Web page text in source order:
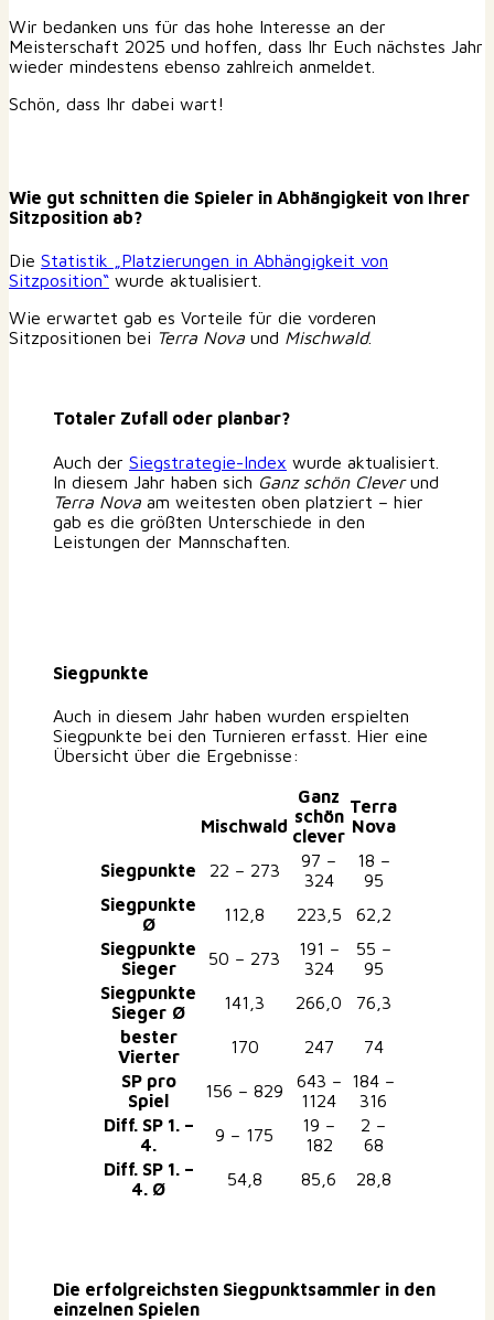
Wir bedanken uns für das hohe Interesse an der
Meisterschaft 2025 und hoffen, dass Ihr Euch nächstes Jahr
wieder mindestens ebenso zahlreich anmeldet.
Schön, dass Ihr dabei wart!
Wie gut schnitten die Spieler in Abhängigkeit von Ihrer
Sitzposition ab?
Die Statistik „Platzierungen in Abhängigkeit von
Sitzposition“ wurde aktualisiert.
Wie erwartet gab es Vorteile für die vorderen
Sitzpositionen bei Terra Nova und Mischwald.
Totaler Zufall oder planbar?
Auch der Siegstrategie-Index wurde aktualisiert.
In diesem Jahr haben sich Ganz schön Cleverund
Terra Nova am weitesten oben platziert – hier
gab es die größten Unterschiede in den
Leistungen der Mannschaften.
Siegpunkte
Auch in diesem Jahr haben wurden erspielten
Siegpunkte bei den Turnieren erfasst. Hier eine
Übersicht über die Ergebnisse:
Mischwald
Ganz
schön
clever
Terra
Nova
Siegpunkte 22 – 273
97 –
324
18 –
95
Siegpunkte
Ø
112,8 223,5
62,2
Siegpunkte
Sieger
50 – 273
191 –
324
55 –
95
Siegpunkte
Sieger Ø 141,3 266,0
76,3
bester
Vierter
170 247
74
SP pro
Spiel
156 – 829
643 –
1124
184 –
316
Diff. SP 1. –
4.
9 – 175
19 –
182
2 –
68
Diff. SP 1. –
4. Ø
54,8 85,6 28,8
Die erfolgreichsten Siegpunktsammler in den
einzelnen Spielen